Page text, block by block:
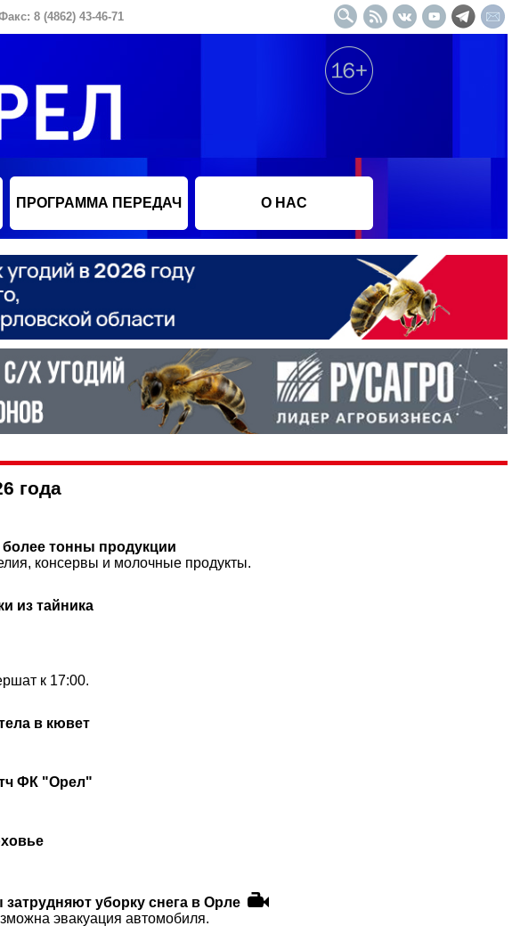
8 (4862) 43-46-71
ПРОГРАММА ПЕРЕДАЧ О НАС
года
более тонны продукции
консервы и молочные продукты.
из тайника
к 17:00.
в кювет
ФК "Орел"
уборку снега в Орле
эвакуация автомобиля.